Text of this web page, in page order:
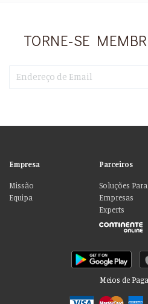
TORNE-SE
Empresa
Missão
Equipa
Parceiros
Soluções Para
Empresas
Experts
Meios de